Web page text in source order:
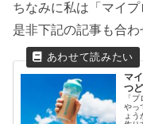
ちなみに私は「マイプ
是非下記の記事も合わ
マ
つ
「
やっ
ょ